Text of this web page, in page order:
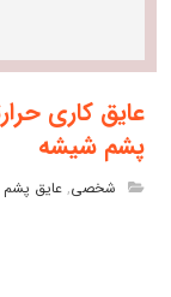
عایق کاری
پشم شیشه
شخصی,عایق